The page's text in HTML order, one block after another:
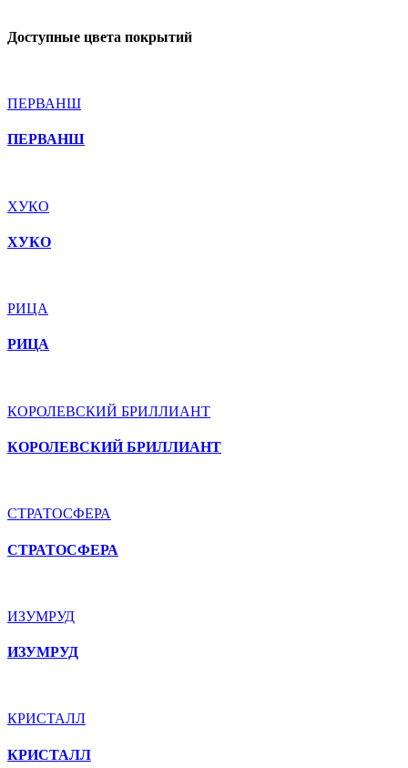
Доступные цвета покрытий
ПЕРВАНШ
ПЕРВАНШ
ХУКО
ХУКО
РИЦА
РИЦА
КОРОЛЕВСКИЙ БРИЛЛИАНТ
КОРОЛЕВСКИЙ БРИЛЛИАНТ
СТРАТОСФЕРА
СТРАТОСФЕРА
ИЗУМРУД
ИЗУМРУД
КРИСТАЛЛ
КРИСТАЛЛ